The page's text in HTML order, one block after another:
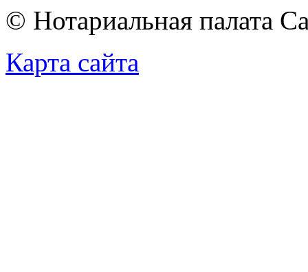
© Нотариальная палата
Карта сайта